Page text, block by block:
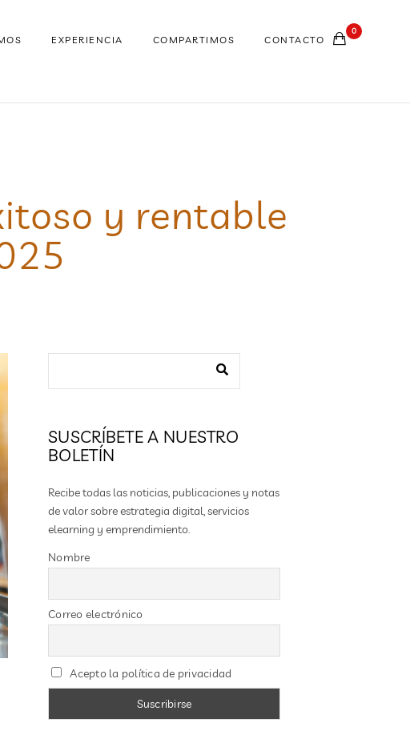
EXPERIENCIA COMPARTIMOS CONTACTO
0
y rentable
SUSCRÍBETE A NUESTRO
BOLETÍN
Recibe todas las noticias, publicaciones y notas
de valor sobre estrategia digital, servicios
elearning y emprendimiento.
Nombre
Correo electrónico
Acepto la política de privacidad